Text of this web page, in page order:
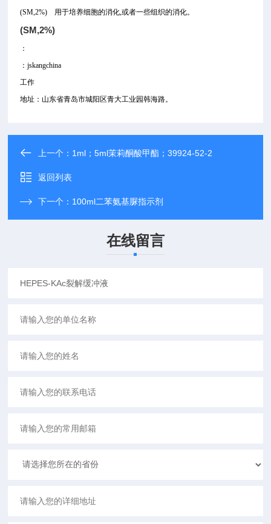
(SM,2%) 用于培养细胞的消化,或者一些组织的消化。
(SM,2%)
：
：jskangchina
工作
地址：山东省青岛市城阳区青大工业园韩海路。
上一个： 1ml；5ml茉莉酮酸甲酯；39924-52-2
返回列表
下一个： 100ml二苯氨基脲指示剂
在线留言